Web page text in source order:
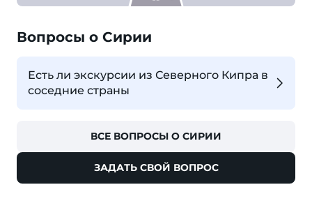
Вопросы о Сирии
Есть ли экскурсии из Северного Кипра в
соседние страны
ВСЕ ВОПРОСЫ О СИРИИ
ЗАДАТЬ СВОЙ ВОПРОС